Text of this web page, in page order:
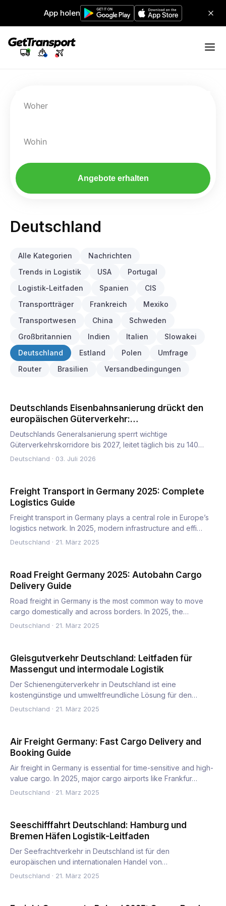
App holen
Woher
Wohin
Angebote erhalten
Deutschland
Alle Kategorien
Nachrichten
Trends in Logistik
USA
Portugal
Logistik-Leitfaden
Spanien
CIS
Transportträger
Frankreich
Mexiko
Transportwesen
China
Schweden
Großbritannien
Indien Italien
Slowakei
Deutschland
Estland Polen
Umfrage
Router
Brasilien Versandbedingungen
Deutschlands Eisenbahnsanierung drückt den
europäischen Güterverkehr:
Streckensperrungen bis 2027 und ein
Umleitungsplan
Deutschlands Generalsanierung sperrt wichtige
Güterverkehrskorridore bis 2027, leitet täglich bis zu 140
Güterzüge um un…
Deutschland · 03. Juli 2026
Freight Transport in Germany 2025: Complete
Logistics Guide
Freight transport in Germany plays a central role in Europe’s
logistics network. In 2025, modern infrastructure and effi…
Deutschland · 21. März 2025
Road Freight Germany 2025: Autobahn Cargo
Delivery Guide
Road freight in Germany is the most common way to move
cargo domestically and across borders. In 2025, the
Autobahn netw…
Deutschland · 21. März 2025
Gleisgutverkehr Deutschland: Leitfaden für
Massengut und intermodale Logistik
Der Schienengüterverkehr in Deutschland ist eine
kostengünstige und umweltfreundliche Lösung für den
Transport von Masse…
Deutschland · 21. März 2025
Air Freight Germany: Fast Cargo Delivery and
Booking Guide
Air freight in Germany is essential for time-sensitive and high-
value cargo. In 2025, major cargo airports like Frankfur…
Deutschland · 21. März 2025
Seeschifffahrt Deutschland: Hamburg und
Bremen Häfen Logistik-Leitfaden
Der Seefrachtverkehr in Deutschland ist für den
europäischen und internationalen Handel von
entscheidender Bedeutung. Im…
Deutschland · 21. März 2025